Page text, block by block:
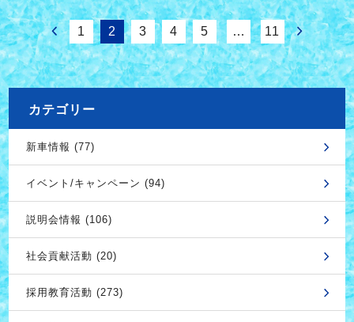
1 2 3 4 5 … 11
カテゴリー
新車情報 (77)
イベント/キャンペーン (94)
説明会情報 (106)
社会貢献活動 (20)
採用教育活動 (273)